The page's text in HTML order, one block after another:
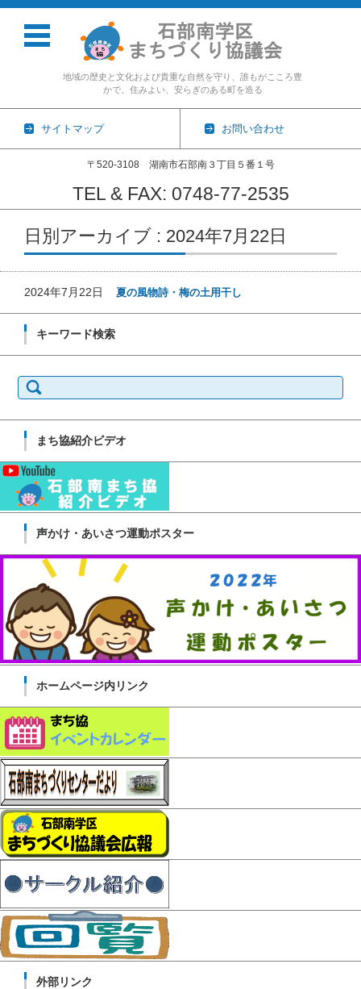
地域の歴史と文化および貴重な自然を守り、誰もがこころ豊
かで、住みよい、安らぎのある町を造る
サイトマップ お問い合わせ
〒520-3108 湖南市石部南３丁目５番１号
TEL & FAX: 0748-77-2535
コンテンツに移動
日別アーカイブ : 2024年7月22日
2024年7月22日 夏の風物詩・梅の土用干し
キーワード検索
索:
まち協紹介ビデオ
声かけ・あいさつ運動ポスター
ホームページ内リンク
外部リンク